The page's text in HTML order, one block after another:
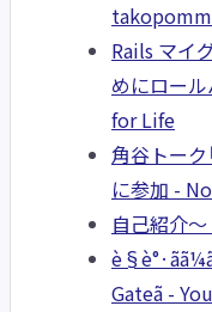
Rails マイ
めにロー
for Life
角谷トーク
に参加 -
自己紹介
Gateã -